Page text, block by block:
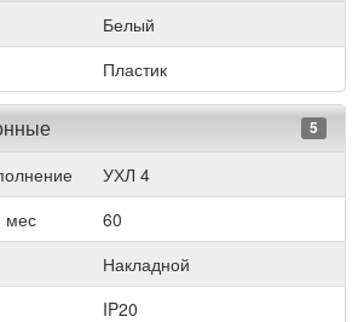
Белый
Пластик
5
УХЛ 4
мес
60
Накладной
IP20